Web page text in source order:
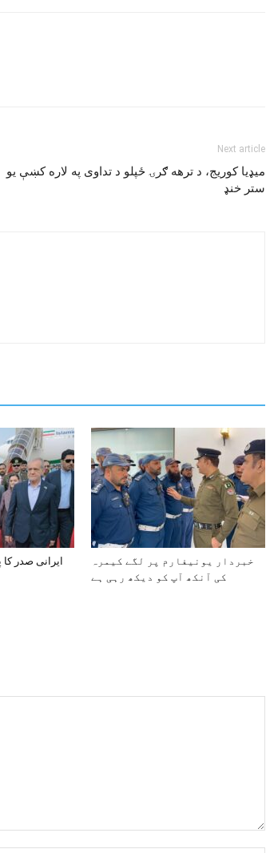
Next article
ميډيا کوريج، د ترهه ګرۍ ځپلو د تداوى په لاره کښې يو
ستر خنډ
ایرانی صدر
خبردار یونیفارم پر لگے کیمرہ
کی آنکھ آپ کو دیکھ رہی ہے